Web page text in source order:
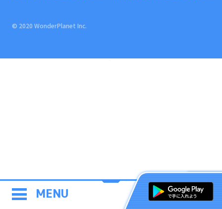
MENU
© 2020 WonderPlanet Inc.